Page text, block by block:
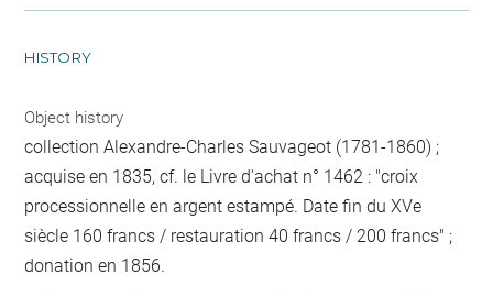
HISTORY
Object history
collection Alexandre-Charles Sauvageot (1781-1860) ;
acquise en 1835, cf. le Livre d'achat n° 1462 : "croix
processionnelle en argent estampé. Date fin du XVe
siècle 160 francs / restauration 40 francs / 200 francs" ;
donation en 1856.